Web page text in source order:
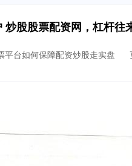
炒股股票配资网，杠杆往
平台如何保障配资炒股走实盘